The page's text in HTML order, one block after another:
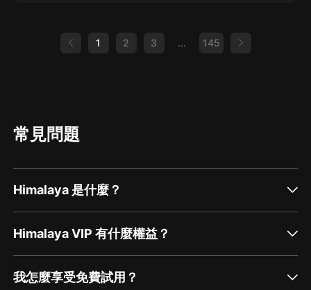
1 2 3 ... 145
常見問題
Himalaya 是什麼？
Himalaya VIP 有什麼權益？
我怎麼享受免費試用？